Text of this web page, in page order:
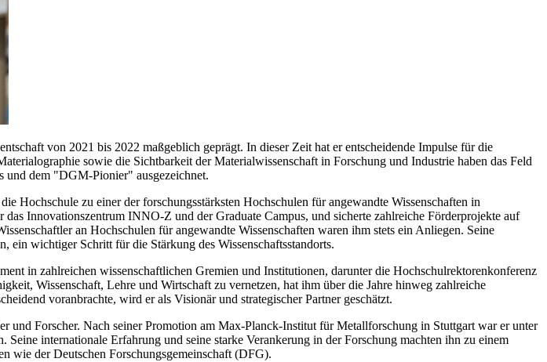
von 2021 bis 2022 maßgeblich geprägt. In dieser Zeit hat er entscheidende Impulse für die
sowie die Sichtbarkeit der Materialwissenschaft in Forschung und Industrie haben das Feld
und dem "DGM-Pionier" ausgezeichnet.
Hochschule zu einer der forschungsstärksten Hochschulen für angewandte Wissenschaften in
Innovationszentrum INNO-Z und der Graduate Campus, und sicherte zahlreiche Förderprojekte auf
an Hochschulen für angewandte Wissenschaften waren ihm stets ein Anliegen. Seine
ein wichtiger Schritt für die Stärkung des Wissenschaftsstandorts.
in zahlreichen wissenschaftlichen Gremien und Institutionen, darunter die Hochschulrektorenkonferenz
Wissenschaft, Lehre und Wirtschaft zu vernetzen, hat ihm über die Jahre hinweg zahlreiche
voranbrachte, wird er als Visionär und strategischer Partner geschätzt.
und Forscher. Nach seiner Promotion am Max-Planck-Institut für Metallforschung in Stuttgart war er unter
internationale Erfahrung und seine starke Verankerung in der Forschung machten ihn zu einem
wie der Deutschen Forschungsgemeinschaft (DFG).